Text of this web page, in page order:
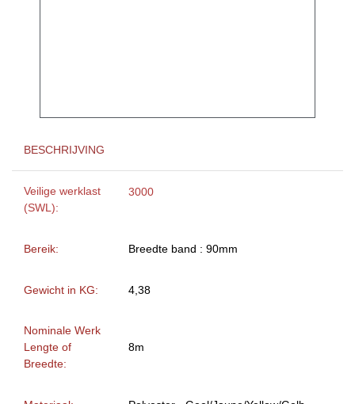
BESCHRIJVING
Veilige werklast
(SWL):
3000
Bereik: Breedte band : 90mm
Gewicht in KG: 4,38
Nominale Werk
Lengte of
Breedte:
8m